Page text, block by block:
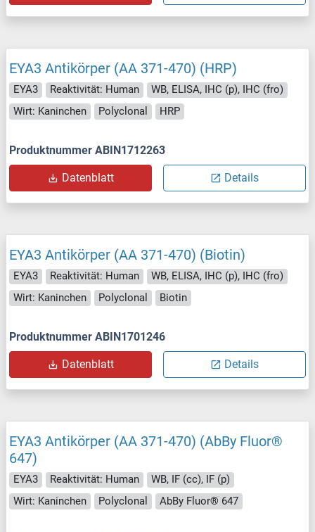
EYA3 Antikörper (AA 371-470) (HRP)
EYA3 Reaktivität: Human
WB, ELISA, IHC (p), IHC (fro)
Wirt: Kaninchen
Polyclonal HRP
Produktnummer ABIN1712263
Datenblatt Details
EYA3 Antikörper (AA 371-470) (Biotin)
EYA3 Reaktivität: Human
WB, ELISA, IHC (p), IHC (fro)
Wirt: Kaninchen
Polyclonal Biotin
Produktnummer ABIN1701246
Datenblatt Details
EYA3 Antikörper (AA 371-470) (AbBy Fluor®
647)
EYA3 Reaktivität: Human
WB, IF (cc), IF (p)
Wirt: Kaninchen
Polyclonal AbBy Fluor® 647